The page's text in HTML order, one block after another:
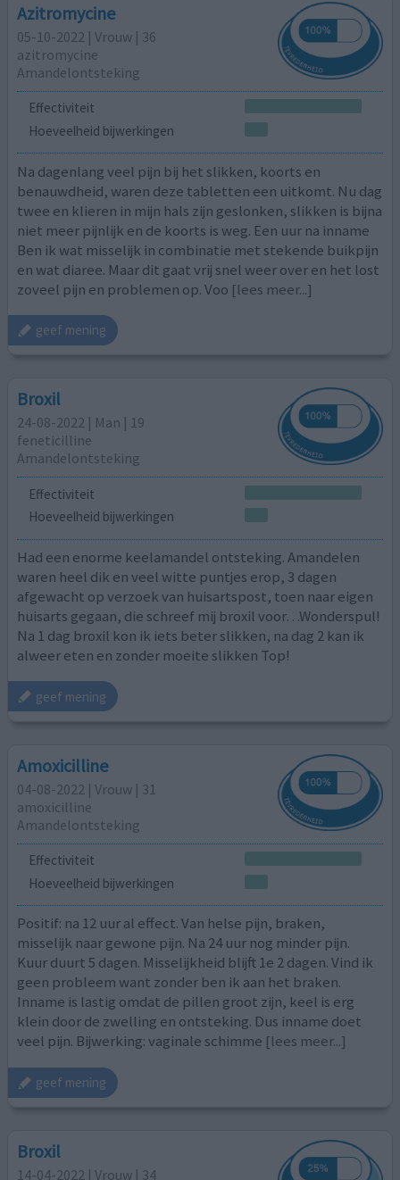
Azitromycine
05-10-2022 | Vrouw | 36
azitromycine
Amandelontsteking
Effectiviteit
Hoeveelheid bijwerkingen
Na dagenlang veel pijn bij het slikken, koorts en
benauwdheid, waren deze tabletten een uitkomt. Nu dag
twee en klieren in mijn hals zijn geslonken, slikken is bijna
niet meer pijnlijk en de koorts is weg. Een uur na inname
Ben ik wat misselijk in combinatie met stekende buikpijn
en wat diaree. Maar dit gaat vrij snel weer over en het lost
zoveel pijn en problemen op. Voo [lees meer...]
geef mening
Broxil
24-08-2022 | Man | 19
feneticilline
Amandelontsteking
Effectiviteit
Hoeveelheid bijwerkingen
Had een enorme keelamandel ontsteking. Amandelen
waren heel dik en veel witte puntjes erop, 3 dagen
afgewacht op verzoek van huisartspost, toen naar eigen
huisarts gegaan, die schreef mij broxil voor…Wonderspul!
Na 1 dag broxil kon ik iets beter slikken, na dag 2 kan ik
alweer eten en zonder moeite slikken Top!
geef mening
Amoxicilline
04-08-2022 | Vrouw | 31
amoxicilline
Amandelontsteking
Effectiviteit
Hoeveelheid bijwerkingen
Positif: na 12 uur al effect. Van helse pijn, braken,
misselijk naar gewone pijn. Na 24 uur nog minder pijn.
Kuur duurt 5 dagen. Misselijkheid blijft 1e 2 dagen. Vind ik
geen probleem want zonder ben ik aan het braken.
Inname is lastig omdat de pillen groot zijn, keel is erg
klein door de zwelling en ontsteking. Dus inname doet
veel pijn. Bijwerking: vaginale schimme [lees meer...]
geef mening
Broxil
14-04-2022 | Vrouw | 34